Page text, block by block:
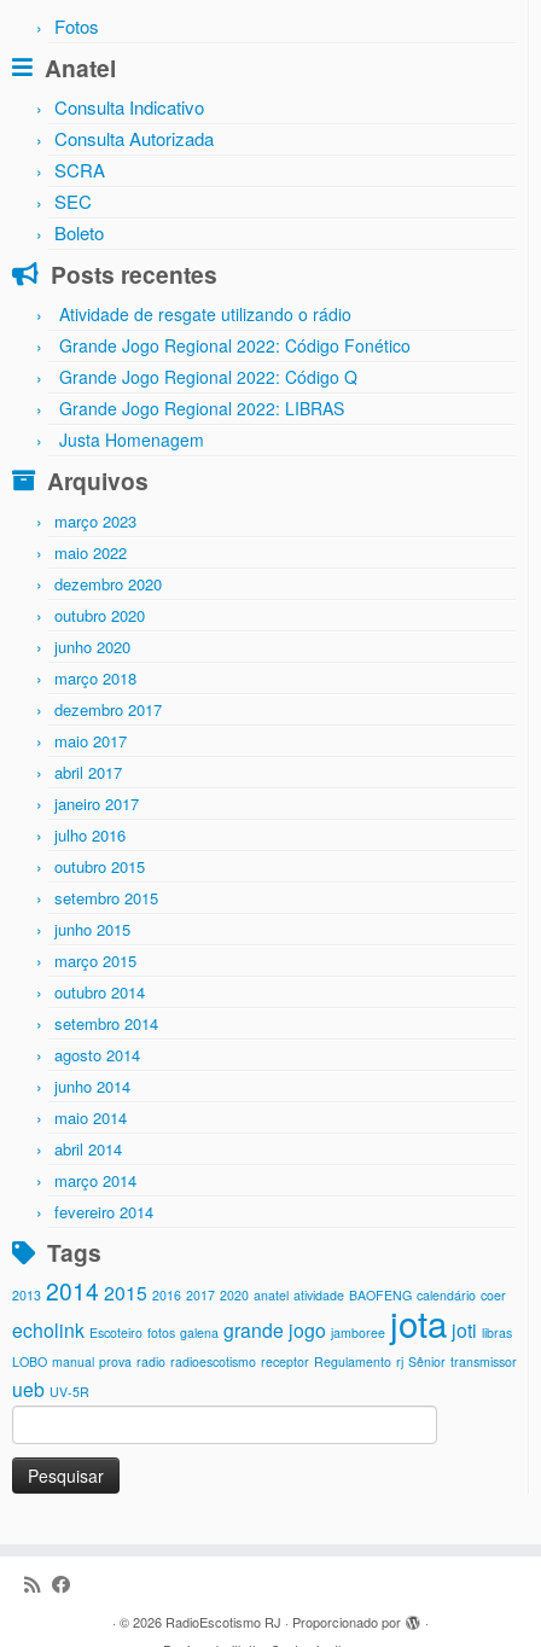
Fotos
Anatel
Consulta Indicativo
Consulta Autorizada
SCRA
SEC
Boleto
Posts recentes
Atividade de resgate utilizando o rádio
Grande Jogo Regional 2022: Código Fonético
Grande Jogo Regional 2022: Código Q
Grande Jogo Regional 2022: LIBRAS
Justa Homenagem
Arquivos
março 2023
maio 2022
dezembro 2020
outubro 2020
junho 2020
março 2018
dezembro 2017
maio 2017
abril 2017
janeiro 2017
julho 2016
outubro 2015
setembro 2015
junho 2015
março 2015
outubro 2014
setembro 2014
agosto 2014
junho 2014
maio 2014
abril 2014
março 2014
fevereiro 2014
Tags
2013 2014 2015 2016 2017 2020 anatel atividade BAOFENG calendário coer
echolink Escoteiro fotos galena grande jogo jamboree jota joti libras
LOBO manual prova radio radioescotismo receptor Regulamento rj Sênior transmissor
ueb UV-5R
por:
· © 2026 RadioEscotismo RJ · Proporcionado por
·